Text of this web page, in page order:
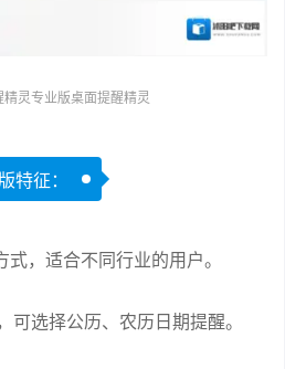
精灵专业版桌面提醒精灵
特征：
，适合不同行业的用户。
可选择公历、农历日期提醒。